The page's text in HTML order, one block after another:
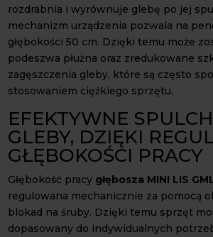
rozdrabnia i wyrównuje glebę po jej
mechanizm urządzenia pozwala na
głębokości 50 cm. Dzięki temu może
podeszwa płużna oraz zredukowane
zagęszczenia gleby, które są często
stosowaniem ciężkiego sprzętu.
EFEKTYWNE
GLEBY, DZIĘKI
GŁĘBOKOŚCI PRACY
Głębokość pracy głębosza MINI LIS
regulowana mechanicznie za pomocą
blokad na śruby. Dzięki temu sprzęt
dopasowany do indywidualnych